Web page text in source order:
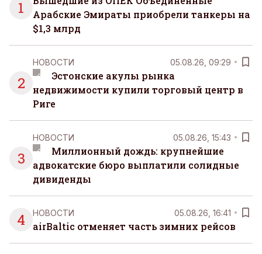
1
Арабские Эмираты приобрели танкеры на
$1,3 млрд
2
НОВОСТИ 05.08.26, 09:29
Эстонские акулы рынка
недвижимости купили торговый центр в
Риге
3
НОВОСТИ 05.08.26, 15:43
Миллионный дождь: крупнейшие
адвокатские бюро выплатили солидные
дивиденды
4 НОВОСТИ 05.08.26, 16:41
airBaltic отменяет часть зимних рейсов